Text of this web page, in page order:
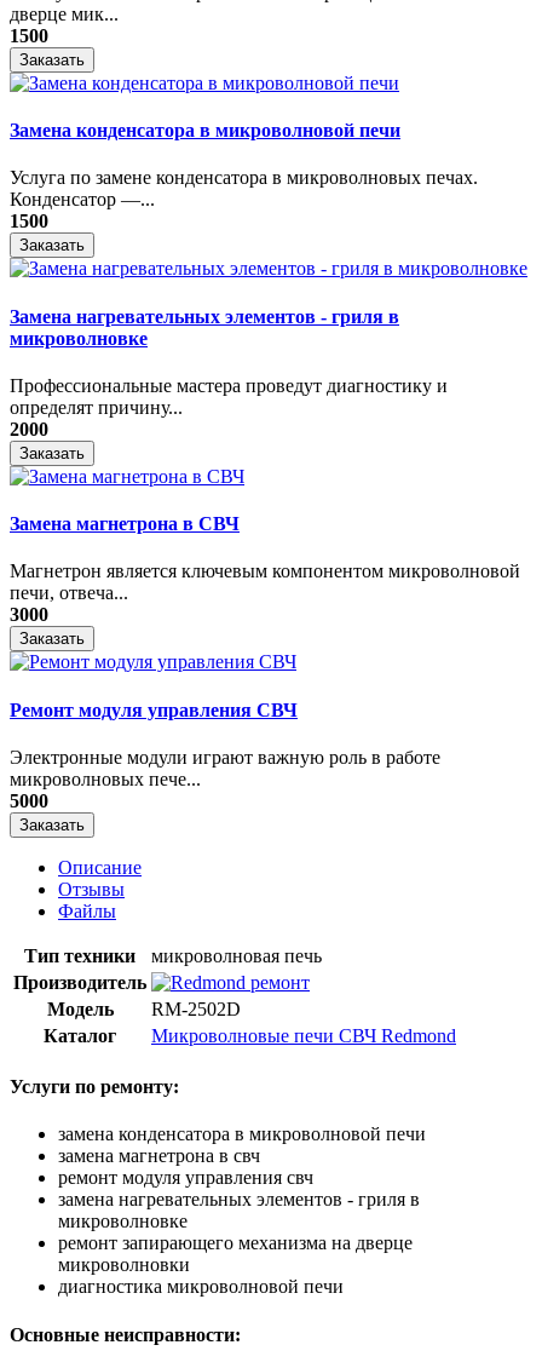
дверце мик...
1500
Заказать
Замена конденсатора в микроволновой печи
Услуга по замене конденсатора в микроволновых печах.
Конденсатор —...
1500
Заказать
Замена нагревательных элементов - гриля в
микроволновке
Профессиональные мастера проведут диагностику и
определят причину...
2000
Заказать
Замена магнетрона в СВЧ
Магнетрон является ключевым компонентом микроволновой
печи, отвеча...
3000
Заказать
Ремонт модуля управления СВЧ
​Электронные модули играют важную роль в работе
микроволновых пече...
5000
Заказать
Описание
Отзывы
Файлы
Тип техники
микроволновая печь
Производитель
Модель
RM-2502D
Каталог
Микроволновые печи СВЧ Redmond
Услуги по ремонту:
замена конденсатора в микроволновой печи
замена магнетрона в свч
ремонт модуля управления свч
замена нагревательных элементов - гриля в
микроволновке
ремонт запирающего механизма на дверце
микроволновки
диагностика микроволновой печи
Основные неисправности: